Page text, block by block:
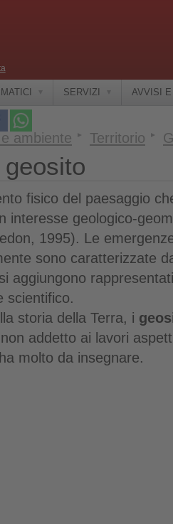
SERVIZI AVVISI
ambiente Territorio
fisico del paesaggio
interesse geologico-
1995). Le
sono caratterizzate
aggiungono
scientifico.
storia della Terra, i
addetto ai lavori
molto da insegnare.